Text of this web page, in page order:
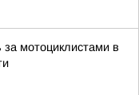
мотоциклистами в